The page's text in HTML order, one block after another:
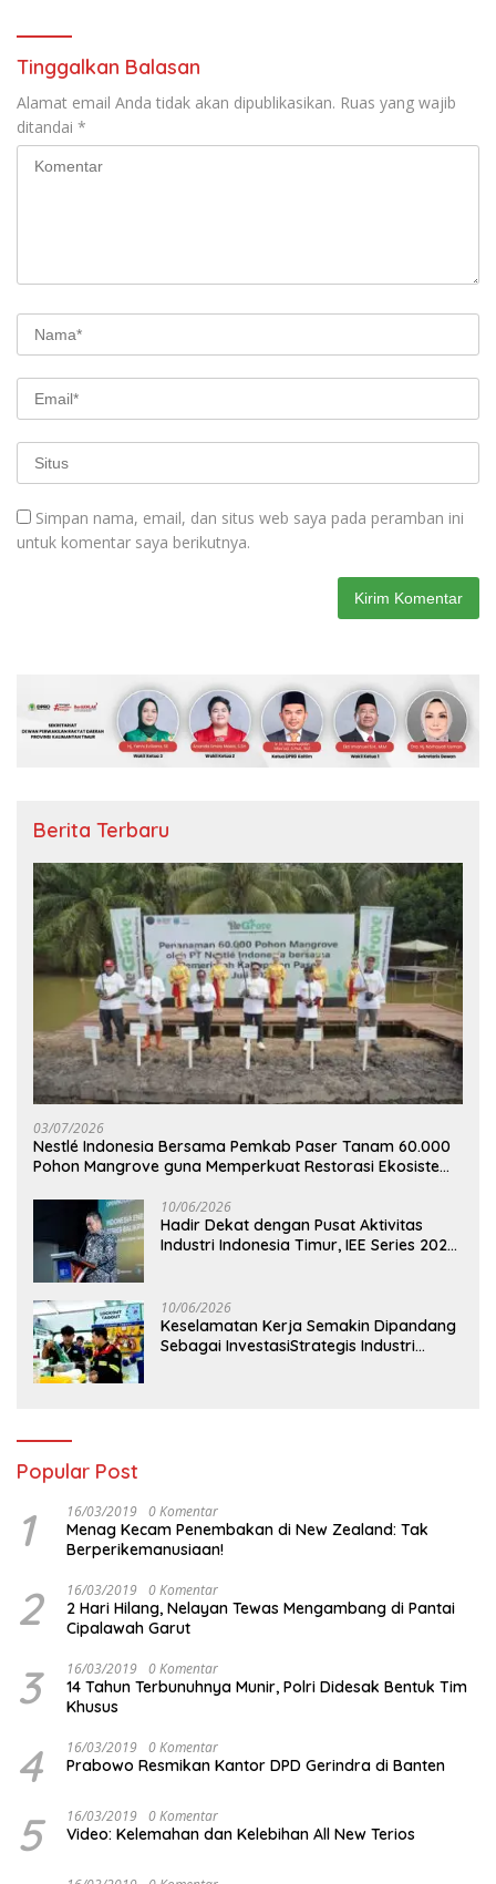
Tinggalkan Balasan
Alamat email Anda tidak akan dipublikasikan. Ruas yang wajib
ditandai *
Simpan nama, email, dan situs web saya pada peramban ini
untuk komentar saya berikutnya.
Berita Terbaru
03/07/2026
Nestlé Indonesia Bersama Pemkab Paser Tanam 60.000
Pohon Mangrove guna Memperkuat Restorasi Ekosistem
10/06/2026
Hadir Dekat dengan Pusat Aktivitas
Industri Indonesia Timur, IEE Series 2026
10/06/2026
Keselamatan Kerja Semakin Dipandang
Sebagai InvestasiStrategis Industri
Popular Post
1 16/03/2019 0 Komentar
Menag Kecam Penembakan di New Zealand: Tak
Berperikemanusiaan!
2 16/03/2019 0 Komentar
2 Hari Hilang, Nelayan Tewas Mengambang di Pantai
Cipalawah Garut
3 16/03/2019 0 Komentar
14 Tahun Terbunuhnya Munir, Polri Didesak Bentuk Tim
Khusus
4 16/03/2019 0 Komentar
Prabowo Resmikan Kantor DPD Gerindra di Banten
5 16/03/2019 0 Komentar
Video: Kelemahan dan Kelebihan All New Terios